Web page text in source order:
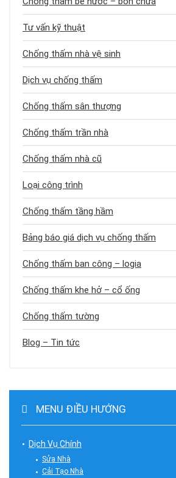
Tư vấn kỹ thuật
Chống thấm nhà vệ sinh
Dịch vụ chống thấm
Chống thấm sân thượng
Chống thấm trần nhà
Chống thấm nhà cũ
Loại công trình
Chống thấm tầng hầm
Bảng báo giá dịch vụ chống thấm
Chống thấm ban công – logia
Chống thấm khe hở – cổ ống
Chống thấm tường
Blog – Tin tức
MENU ĐIỀU HƯỚNG
Dịch Vụ Chính
Sửa Nhà
Cải Tạo Nhà